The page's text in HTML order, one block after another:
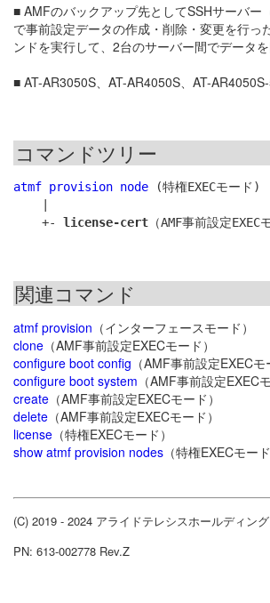
■ AMFのバックアップ先としてSSHサーバー
で事前設定データの作成・削除・変更を行
ンドを実行して、2台のサーバー間でデータ
■ AT-AR3050S、AT-AR4050S、AT-
コマンドツリー
atmf provision node (特権EXECモード)
    +-
license-cert
関連コマンド
atmf provision （インターフェースモード）
clone （AMF事前設定EXECモード）
configure boot config （AMF事前設定EXECモ
configure boot system （AMF事前設定EXEC
create （AMF事前設定EXECモード）
delete （AMF事前設定EXECモード）
license （特権EXECモード）
show atmf provision nodes （特権EXECモード
(C) 2019 - 2024 アライドテレシスホールディン
PN: 613-002778 Rev.Z